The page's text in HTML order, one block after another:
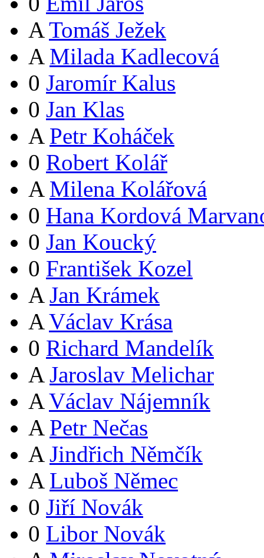
A Tomáš Ježek
A Milada Kadlecová
0 Jaromír Kalus
0 Jan Klas
A Petr Koháček
0 Robert Kolář
A Milena Kolářová
0 Hana Kordová
0 Jan Koucký
0 František Kozel
A Jan Krámek
A Václav Krása
0 Richard Mandelík
A Jaroslav Melichar
A Václav Nájemník
A Petr Nečas
A Jindřich Němčík
A Luboš Němec
0 Jiří Novák
0 Libor Novák